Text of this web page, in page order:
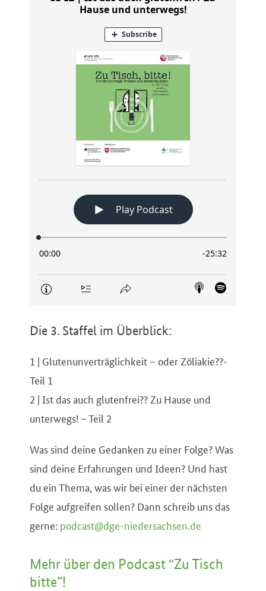
Die 3. Staffel im Überblick:
1 | Glutenunverträglichkeit – oder Zöliakie??-
Teil 1
2 | Ist das auch glutenfrei?? Zu Hause und
unterwegs! – Teil 2
Was sind deine Gedanken zu einer Folge? Was
sind deine Erfahrungen und Ideen? Und hast
du ein Thema, was wir bei einer der nächsten
Folge aufgreifen sollen? Dann schreib uns das
gerne: podcast@dge-niedersachsen.de
Mehr über den Podcast “Zu Tisch
bitte”!